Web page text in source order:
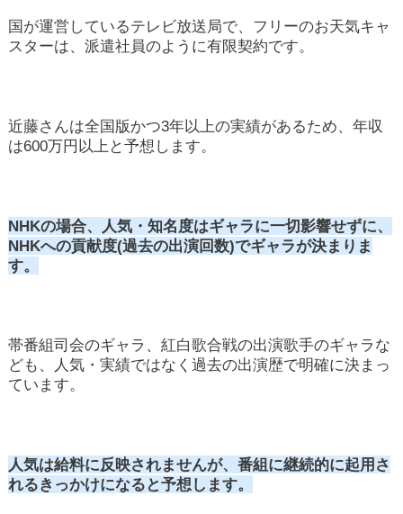
国が運営しているテレビ放送局で、フリーのお天気キャ
スターは、派遣社員のように有限契約です。
近藤さんは全国版かつ3年以上の実績があるため、年収
は600万円以上と予想します。
NHKの場合、人気・知名度はギャラに一切影響せずに、
NHKへの貢献度(過去の出演回数)でギャラが決まりま
す。
帯番組司会のギャラ、紅白歌合戦の出演歌手のギャラな
ども、人気・実績ではなく過去の出演歴で明確に決まっ
ています。
人気は給料に反映されませんが、番組に継続的に起用さ
れるきっかけになると予想します。